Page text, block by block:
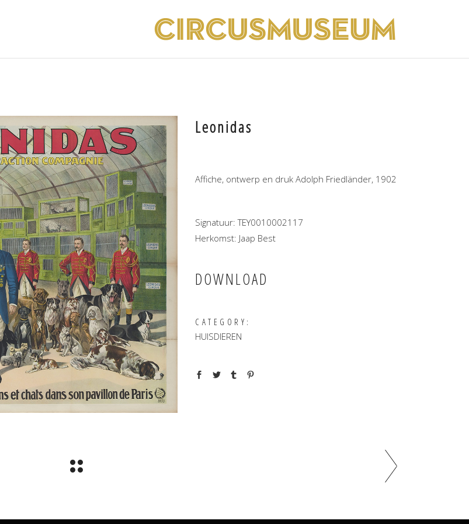
Leonidas
Affiche, ontwerp en druk Adolph Friedländer, 1902
Signatuur: TEY0010002117
Herkomst: Jaap Best
DOWNLOAD
CATEGORY:
HUISDIEREN